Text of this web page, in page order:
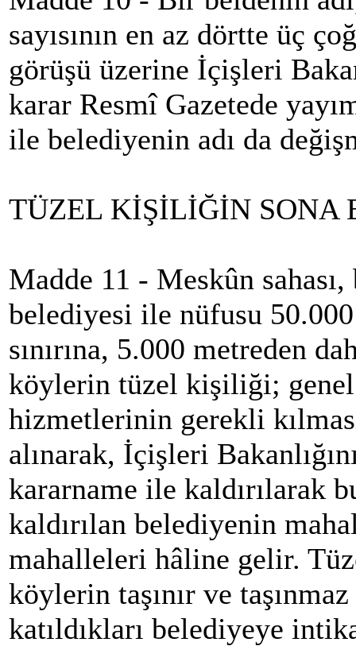
sayısının en az dörtte üç
görüşü üzerine İçişleri
karar Resmî Gazetede
ile belediyenin adı da
TÜZEL KİŞİLİĞİN SONA
Madde 11 - Meskûn
belediyesi ile nüfusu
sınırına, 5.000 metreden
köylerin tüzel kişiliği;
hizmetlerinin gerekli
alınarak, İçişleri
kararname ile kaldırılarak
kaldırılan belediyenin
mahalleleri hâline gelir.
köylerin taşınır ve
katıldıkları belediyeye